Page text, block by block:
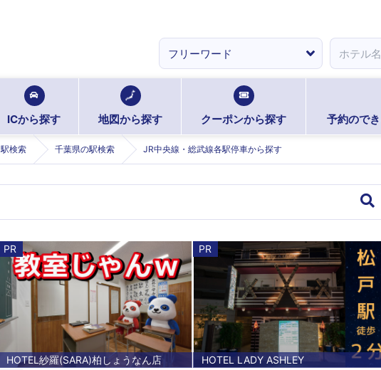
ICから探す 地図から探す クーポンから探す 予約ので
駅検索 千葉県の駅検索 JR中央線・総武線各駅停車から探す
PR
HOTEL紗羅(SARA)柏しょうなん店
PR
HOTEL LADY ASHLEY